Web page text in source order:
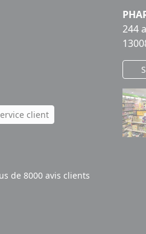
client
de 8000 avis clients
244